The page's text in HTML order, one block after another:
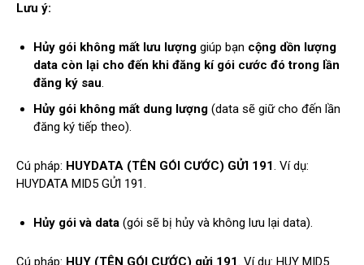
Lưu ý:
Hủy gói không mất lưu lượng giúp bạn cộng dồn lượng
data còn lại cho đến khi đăng kí gói cước đó trong lần
đăng ký sau.
Hủy gói không mất dung lượng (data sẽ giữ cho đến lần
đăng ký tiếp theo).
Cú pháp: HUYDATA (TÊN GÓI CƯỚC) GỬI 191. Ví dụ:
HUYDATA MID5 GỬI 191.
Hủy gói và data (gói sẽ bị hủy và không lưu lại data).
Cú pháp: HUY (TÊN GÓI CƯỚC) gửi 191. Ví dụ: HUY MID5